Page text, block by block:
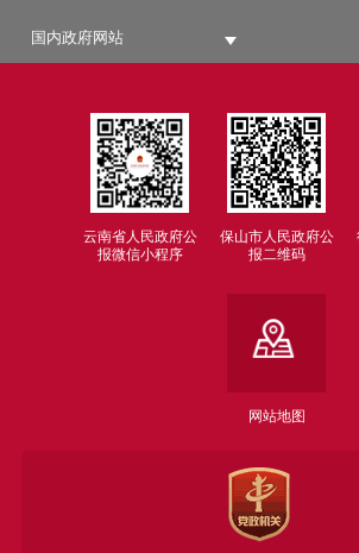
国内政府网站
云南省人民政府公
报微信小程序
保山市人民政府公
报二维码
网站地图